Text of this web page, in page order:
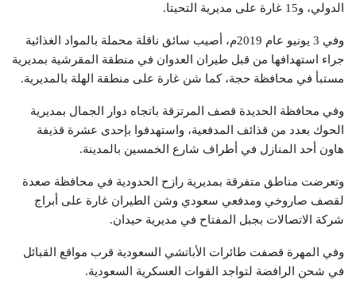
الدولي، و15 غارة على مديرية التحيتا.
وفي 3 يونيو عام 2019م، أصيب سائق ناقلة محملة بالمواد الغذائية
جراء استهدافها من قبل طيران العدوان في منطقة المقرشية بمديرية
مستبأ في محافظة حجة، كما شن غارة على منطقة الهلة بالمديرية.
وفي محافظة الحديدة قصف المرتزقة باتجاه دوار الجمال بمديرية
الحوك بعدد من قذائف المدفعية، واستهدفوا بإحدى عشرة قذيفة
هاون أحد المنازل في أطراف شارع الخمسين بالمدينة.
وتعرضت مناطق متفرقة بمديرية رازح الحدودية في محافظة صعدة
لقصف صاروخي ومدفعي سعودي وشن الطيران غارة على أبراج
شركة الاتصالات بجبل المفتاح في مديرية حيدان.
وفي المهرة قصفت طائرات الأباتشي السعودية قرب مواقع القبائل
في شحن الرافضة لتواجد القوات العسكرية السعودية.